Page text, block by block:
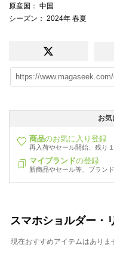
原産国 ： 中国
シーズン ： 2024年 春夏
お気
商品のお気に入り登録
再入荷やセール開始、残り
マイブランドの登録
新商品やセール等、ブラン
スマホショルダー・
現在おすすめアイテムはありま